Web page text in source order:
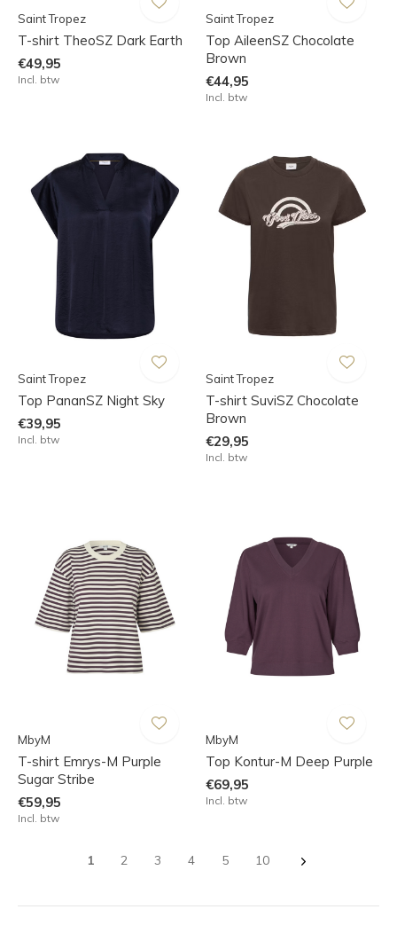
Saint Tropez
T-shirt TheoSZ Dark Earth
€49,95
Incl. btw
Saint Tropez
Top AileenSZ Chocolate
Brown
€44,95
Incl. btw
Saint Tropez
Top PananSZ Night Sky
€39,95
Incl. btw
Saint Tropez
T-shirt SuviSZ Chocolate
Brown
€29,95
Incl. btw
MbyM
T-shirt Emrys-M Purple
Sugar Stribe
€59,95
Incl. btw
MbyM
Top Kontur-M Deep Purple
€69,95
Incl. btw
1 2 3 4 5 10